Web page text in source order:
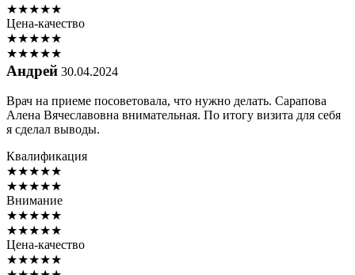
★★★★★
Цена-качество
★★★★★
★★★★★
Андрей 30.04.2024
Врач на приеме посоветовала, что нужно делать. Сарапова
Алена Вячеславовна внимательная. По итогу визита для себя
я сделал выводы.
Квалификация
★★★★★
★★★★★
Внимание
★★★★★
★★★★★
Цена-качество
★★★★★